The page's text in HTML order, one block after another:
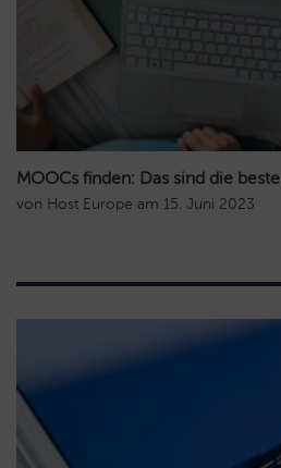
MOOCs finden: Das sind die
von Host Europe am 15. Juni 2023